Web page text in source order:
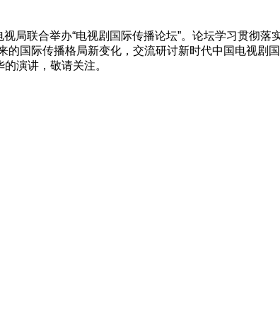
局联合举办“电视剧国际传播论坛”。论坛学习贯彻落
国际传播格局新变化，交流研讨新时代中国电视剧
演讲，敬请关注。